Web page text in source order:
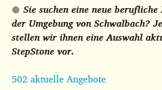
Sie suchen eine neue
der Umgebung von Schwalbach?
stellen wir ihnen eine Auswahl
StepStone vor.
502 aktuelle Angebote